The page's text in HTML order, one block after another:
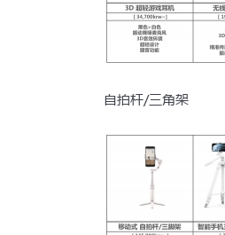
自拍杆/三角架